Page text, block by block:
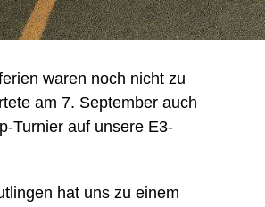
waren noch nicht zu
am 7. September auch
Turnier auf unsere E3-
hat uns zu einem